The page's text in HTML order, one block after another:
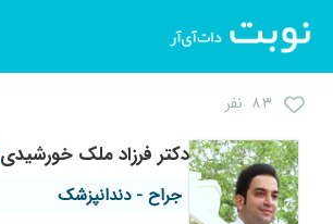
۸۳ نفر
دکتر فرزاد ملک خورشیدی
جراح - دندانپزشک